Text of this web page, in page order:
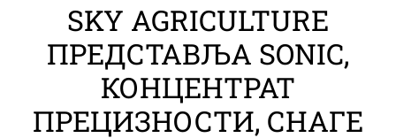
SKY AGRICULTURE
ПРЕДСТАВЉА SONIC,
КОНЦЕНТРАТ
ПРЕЦИЗНОСТИ, СНАГЕ